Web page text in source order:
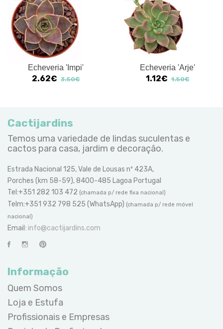
Echeveria 'Impi'
2.62€ 3.50€
Echeveria 'Arje'
1.12€ 1.50€
Cactijardins
Temos uma variedade de lindas suculentas e
cactos para casa, jardim e decoração.
Estrada Nacional 125, Vale de Lousas nº 423A,
Porches (km 58-59), 8400-485 Lagoa Portugal
Tel:+351 282 103 472 (chamada p/ rede fixa nacional)
Telm:+351 932 798 525 (WhatsApp) (chamada p/ rede móvel
nacional)
Email: info@cactijardins.com
Informação
Quem Somos
Loja e Estufa
Profissionais e Empresas